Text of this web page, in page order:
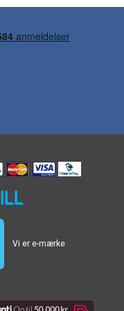
Vi er e-mærke